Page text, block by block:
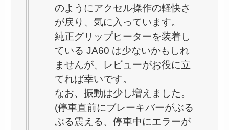
のようにアクセル操作の軽快さ
が戻り、気に入っています。
純正グリップヒーターを装着し
ている JA60 は少ないかもしれ
ませんが、レビューがお役に立
てれば幸いです。
なお、振動は少し増えました。
(停車直前にブレーキバーがぶる
ぶる震える、停車中にエラーが